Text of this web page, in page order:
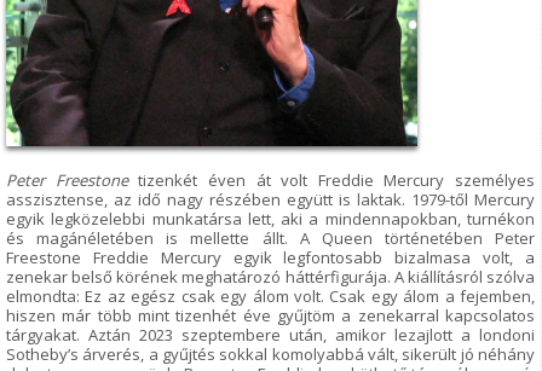
Peter Freestonetizenkét éven át volt Freddie Mercury személyes
asszisztense, az idő nagy részében együtt is laktak. 1979-től Mercury
egyik legközelebbi munkatársa lett, aki a mindennapokban, turnékon
és magánéletében is mellette állt. A Queen történetében Peter
Freestone Freddie Mercury egyik legfontosabb bizalmasa volt, a
zenekar belső körének meghatározó háttérfigurája. A kiállításról szólva
elmondta: Ez az egész csak egy álom volt. Csak egy álom a fejemben,
hiszen már több mint tizenhét éve gyűjtöm a zenekarral kapcsolatos
tárgyakat. Aztán 2023 szeptembere után, amikor lezajlott a londoni
Sotheby’s árverés, a gyűjtés sokkal komolyabbá vált, sikerült jó néhány